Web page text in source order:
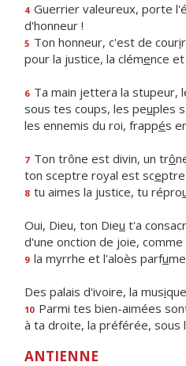
4 Guerrier valeureux, porte
d'honneur !
5 Ton honneur, c'est de couri
pour la justice, la clémence
6 Ta main jettera la stupeur,
sous tes coups, les peuples
les ennemis du roi, frappés
7 Ton trône est divin, un trô
ton sceptre royal est sce
8 tu aimes la justice, tu répro
Oui, Dieu, ton Dieu t'a
d'une onction de joie, comme
9 la myrrhe et l'aloès parfu
Des palais d'ivoire, la musi
10 Parmi tes bien-aimées
à ta droite, la préférée, sous
ANTIENNE